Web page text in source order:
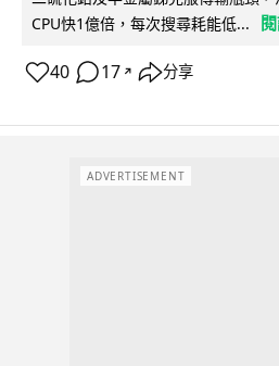
CPU快1億倍，每次搜尋耗能低...
40 17 ↗ 分享
ADVERTISEMENT